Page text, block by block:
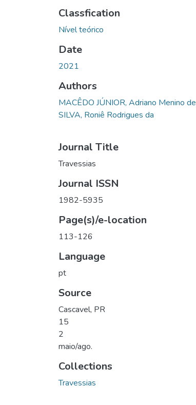
Classfication
Nível teórico
Date
2021
Authors
MACÊDO JÚNIOR, Adriano Menino de
SILVA, Roniê Rodrigues da
Journal Title
Travessias
Journal ISSN
1982-5935
Page(s)/e-location
113-126
Language
pt
Source
Cascavel, PR
15
2
maio/ago.
Collections
Travessias